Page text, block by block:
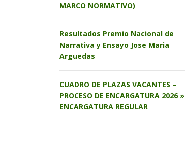
MARCO NORMATIVO)
Resultados Premio Nacional de
Narrativa y Ensayo Jose Maria
Arguedas
CUADRO DE PLAZAS VACANTES –
PROCESO DE ENCARGATURA 2026 »
ENCARGATURA REGULAR